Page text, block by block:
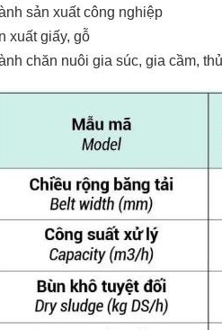
sản xuất công nghiệp
xuất giấy, gỗ
chăn nuôi gia súc, gia cầm,